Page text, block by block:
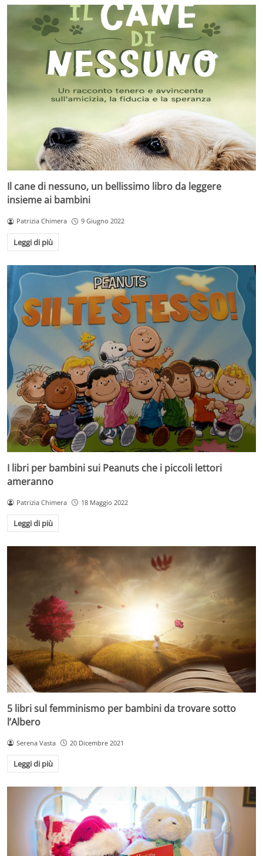
Il cane di nessuno, un bellissimo libro da leggere
insieme ai bambini
Patrizia Chimera 9 Giugno 2022
Leggi di più
I libri per bambini sui Peanuts che i piccoli lettori
ameranno
Patrizia Chimera 18 Maggio 2022
Leggi di più
5 libri sul femminismo per bambini da trovare sotto
l’Albero
Serena Vasta 20 Dicembre 2021
Leggi di più